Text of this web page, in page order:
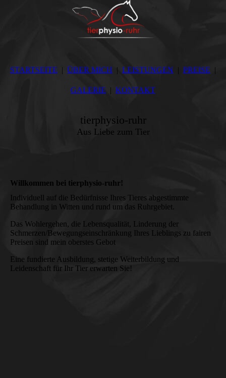
STARTSEITE ÜBER MICH LEISTUNGEN PREISE
GALERIE KONTAKT
tierphysio-ruhr
Aus Liebe zum Tier
Willkommen bei tierphysio-ruhr!
Individuell auf die Bedürfnisse Ihres Tieres abgestimmte
Behandlung in Witten und rund um das Ruhrgebiet.
Das Wohlergehen, die Lebensqualität, Linderung der
Schmerzen/Bewegungseinschränkung Ihres Lieblings zu fairen
Preisen sind mein oberstes Gebot
Eine fundierte Ausbildung, stetige Weiterbildung und
Leidenschaft für Ihr Tier erwarten Sie!